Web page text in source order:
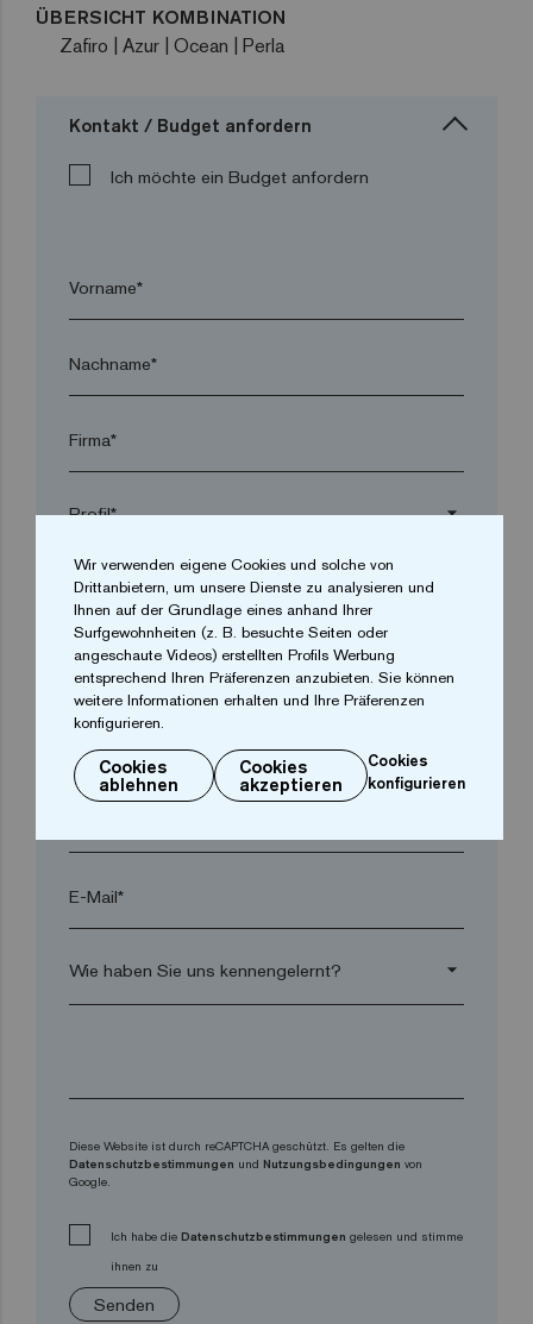
ÜBERSICHT KOMBINATION
Zafiro | Azur | Ocean | Perla
Kontakt / Budget anfordern
Ich möchte ein Budget anfordern
Vorname*
Nachname*
Firma*
arrow_drop_down
Ort*
Postleitzahl*
E-Mail*
arrow_drop_down
Diese Website ist durch reCAPTCHA geschützt. Es gelten die
Datenschutzbestimmungen und Nutzungsbedingungen von
Google.
Ich habe die Datenschutzbestimmungen gelesen und stimme
ihnen zu
Senden
Wir verwenden eigene Cookies und solche von
Drittanbietern, um unsere Dienste zu analysieren und
Ihnen auf der Grundlage eines anhand Ihrer
Surfgewohnheiten (z. B. besuchte Seiten oder
angeschaute Videos) erstellten Profils Werbung
entsprechend Ihren Präferenzen anzubieten. Sie können
weitere Informationen erhalten und Ihre Präferenzen
konfigurieren.
Cookies
ablehnen
Cookies
akzeptieren
Cookies
konfigurieren